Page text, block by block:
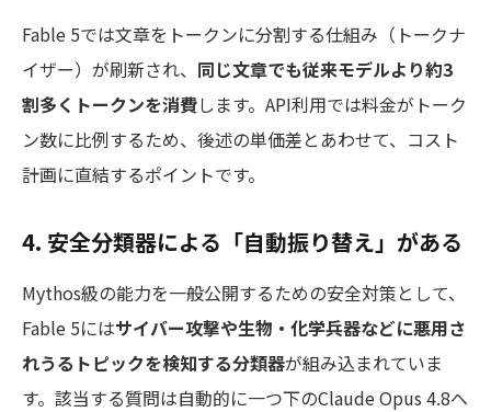
Fable 5では文章をトークンに分割する仕組み（トークナ
イザー）が刷新され、 同じ文章でも従来モデルより約3
割多くトークンを消費します。API利用では料金がトーク
ン数に比例するため、後述の単価差とあわせて、コスト
計画に直結するポイントです。
4. 安全分類器による「自動振り替え」がある
Mythos級の能力を一般公開するための安全対策として、
Fable 5にはサイバー攻撃や生物・化学兵器などに悪用さ
れうるトピックを検知する分類器が組み込まれていま
す。該当する質問は自動的に一つ下のClaude Opus 4.8へ